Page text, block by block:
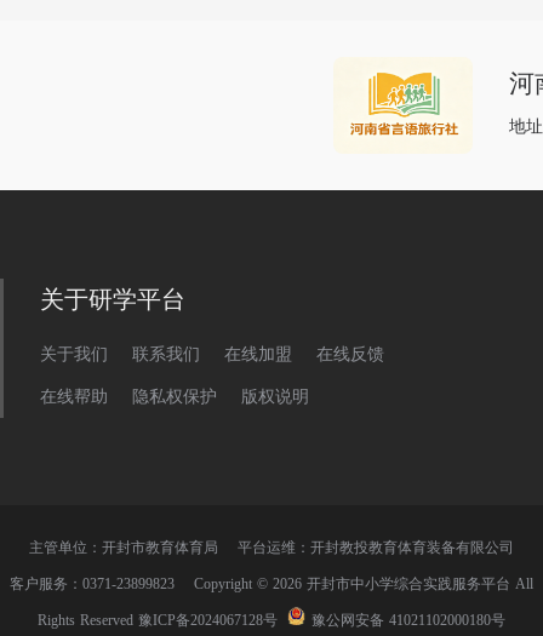
河
地
关于研学平台
关于我们 联系我们 在线加盟 在线反馈
在线帮助 隐私权保护 版权说明
主管单位：开封市教育体育局 平台运维：开封教投教育体育装备有限公司
客户服务：0371-23899823 Copyright © 2026 开封市中小学综合实践服务平台 All
Rights Reserved 豫ICP备2024067128号 豫公网安备 41021102000180号